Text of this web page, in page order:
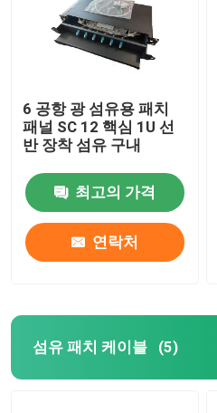
6 공항 광 섬유용 패치
패널 SC 12 핵심 1U 선
반 장착 섬유 구내
최고의 가격
연락처
섬유 패치 케이블 (5)